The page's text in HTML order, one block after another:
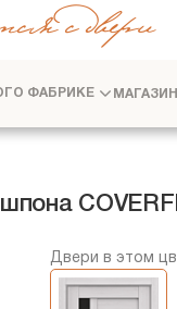
с двери
О ФАБРИКЕ
Двери в этом